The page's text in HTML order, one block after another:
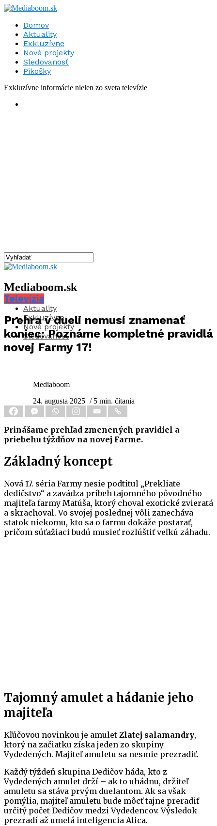
Domov
Aktuality
Exkluzívne
Nové projekty
Sledovanosť
Pikošky
Exkluzívne informácie nielen zo sveta televízie
Mediaboom.sk
Aktuality
Exkluzívne
Nové projekty
Sledovanosť
Televízia
Prehra v dueli nemusí znamenať
koniec: Poznáme kompletné pravidlá
novej Farmy 17!
Mediaboom
24. augusta 2025 / 5 min. čítania
Prinášame prehľad zmenených pravidiel a
priebehu týždňov na novej Farme.
Základný koncept
Nová 17. séria Farmy nesie podtitul „Prekliate
dedičstvo“ a zavádza príbeh tajomného pôvodného
majiteľa farmy Matúša, ktorý choval exotické zvieratá
a skrachoval. Vo svojej poslednej vôli zanecháva
statok niekomu, kto sa o farmu dokáže postarať,
pričom súťažiaci budú musieť rozlúštiť veľkú záhadu.
Tajomný amulet a hádanie jeho
majiteľa
Kľúčovou novinkou je amulet Zlatej salamandry,
ktorý na začiatku získa jeden zo skupiny
Vydedených. Majiteľ amuletu sa nesmie prezradiť.
Každý týždeň skupina Dedičov háda, kto z
Vydedených amulet drží – ak to uhádnu, držiteľ
amuletu sa stáva prvým duelantom. Ak sa však
pomýlia, majiteľ amuletu bude môcť tajne preradiť
určitý počet Dedičov medzi Vydedencov. Výsledok
prezradí až umelá inteligencia Alica.